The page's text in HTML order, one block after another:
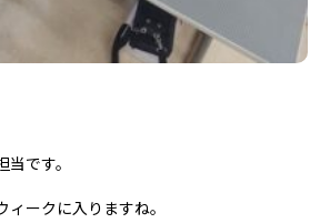
です。
ークに入りますね。